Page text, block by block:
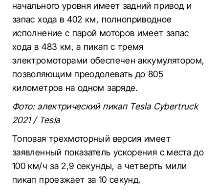
начального уровня имеет задний привод и
запас хода в 402 км, полноприводное
исполнение с парой моторов имеет запас
хода в 483 км, а пикап с тремя
электромоторами обеспечен аккумулятором,
позволяющим преодолевать до 805
километров на одном заряде.
Фото: электрический пикап Tesla Cybertruck
2021 / Tesla
Топовая трехмоторный версия имеет
заявленный показатель ускорения с места до
100 км/ч за 2,9 секунды, а четверть мили
пикап проезжает за 10 секунд.